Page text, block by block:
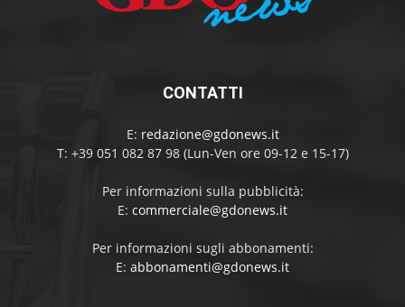
CONTATTI
E: redazione@gdonews.it
T: +39 051 082 87 98 (Lun-Ven ore 09-12 e 15-17)
Per informazioni sulla pubblicità:
E: commerciale@gdonews.it
Per informazioni sugli abbonamenti:
E: abbonamenti@gdonews.it